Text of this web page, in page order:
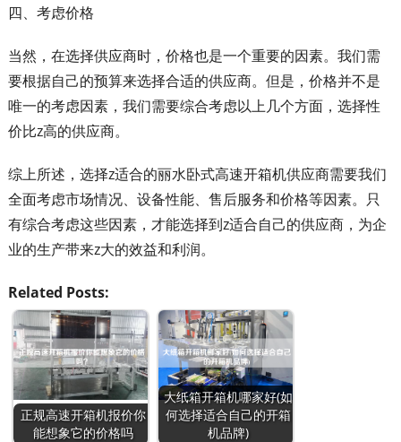
四、考虑价格
当然，在选择供应商时，价格也是一个重要的因素。我们需
要根据自己的预算来选择合适的供应商。但是，价格并不是
唯一的考虑因素，我们需要综合考虑以上几个方面，选择性
价比z高的供应商。
综上所述，选择z适合的丽水卧式高速开箱机供应商需要我们
全面考虑市场情况、设备性能、售后服务和价格等因素。只
有综合考虑这些因素，才能选择到z适合自己的供应商，为企
业的生产带来z大的效益和利润。
Related Posts:
正规高速开箱机报价你
能想象它的价格吗
大纸箱开箱机哪家好(如
何选择适合自己的开箱
机品牌)